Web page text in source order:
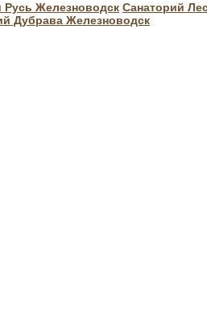
Русь Железноводск Санаторий
Дубрава Железноводск